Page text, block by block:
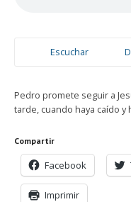
Escuchar
Pedro promete seguir a
tarde, cuando haya caído
Compartir
Facebook
Imprimir